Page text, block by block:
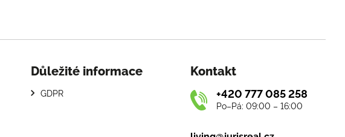
Důležité informace
GDPR
Kontakt
+420 777 085 258
Po–Pá: 09:00 – 16:00